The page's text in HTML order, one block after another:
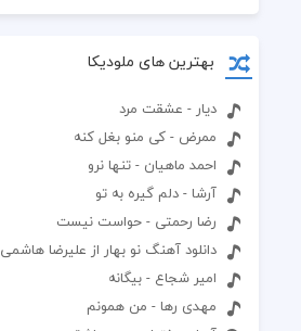
بهترین های ملودیکا
دیار - عشقت مرد
ممرض - کی منو بغل کنه
احمد ماهیان - تنها نرو
آرشا - دلم گیره به تو
رضا رحمتی - حواست نیست
دانلود آهنگ نو بهار از علیرضا هاشمی
امیر شجاع - بیگانه
مهدی رها - من همونم